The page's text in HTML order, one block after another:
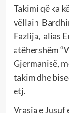
Takimi që ka
vëllain
Fazlija, alias
atëhershëm
Gjermanisë,
takim dhe
etj.
Vrasja e Jusuf